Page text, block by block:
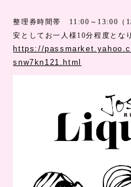
整理券時間帯 11:00～13:00（1
安としてお一人様10分程度とな
https://
snw7kn121.html